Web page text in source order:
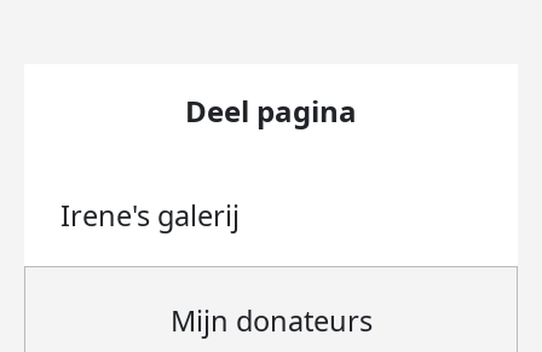
Deel pagina
Irene's galerij
Mijn donateurs